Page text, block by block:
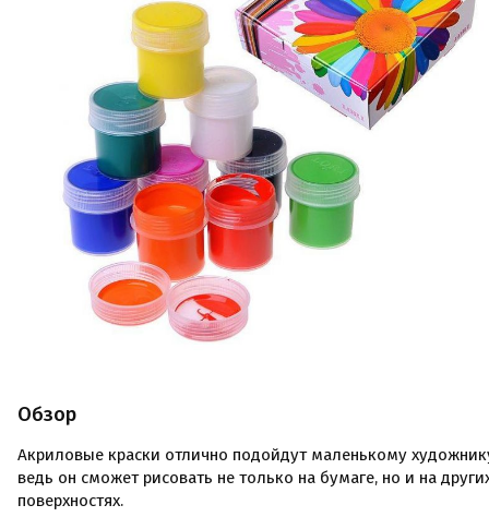
Обзор
Акриловые краски отлично подойдут маленькому
ведь он сможет рисовать не только на бумаге, но и на
поверхностях.